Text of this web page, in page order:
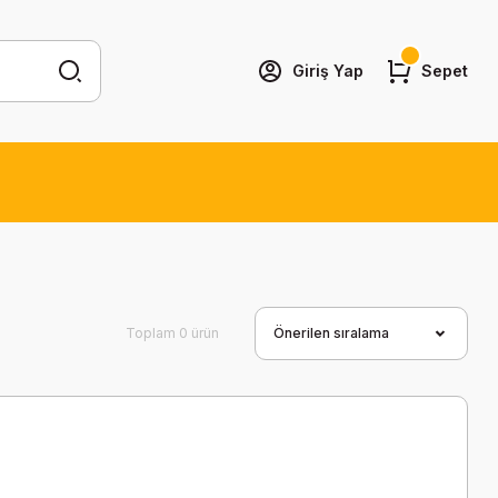
Giriş Yap Sepet
Toplam 0 ürün